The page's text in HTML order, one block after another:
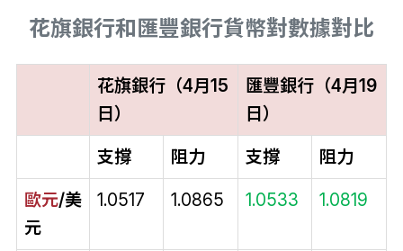
花旗銀行和匯豐銀行貨幣對數據對比
花旗銀行（4月15
日）
匯豐銀行（4月19
日）
支撐
阻力 支撐
阻力
歐元/美
元
1.0517 1.0865 1.0533 1.0819